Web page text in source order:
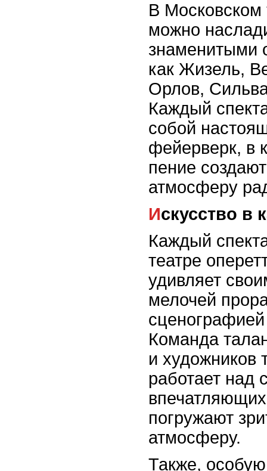
В Московском
можно
знаменитыми
как Жизель,
Орлов,
Каждый
собой
фейерверк, в
пение
атмосферу
Искусство
Каждый
театре
удивляет
мелочей
Команда
и художников
работает над
погружают
атмосферу.
Также,